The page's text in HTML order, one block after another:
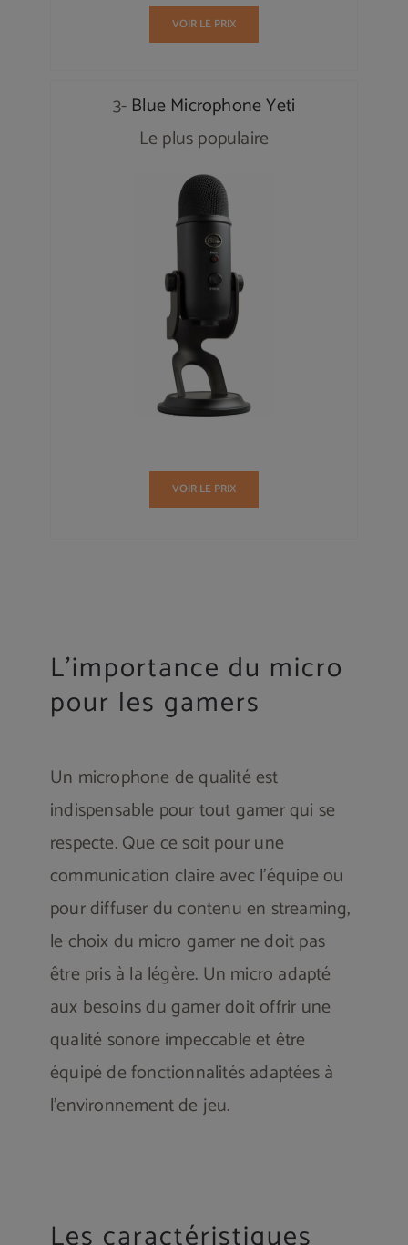
VOIR LE PRIX
3- Blue Microphone Yeti
Le plus populaire
VOIR LE PRIX
L’importance du micro
pour les gamers
Un microphone de qualité est
indispensable pour tout gamer qui se
respecte. Que ce soit pour une
communication claire avec l’équipe ou
pour diffuser du contenu en streaming,
le choix du micro gamer ne doit pas
être pris à la légère. Un micro adapté
aux besoins du gamer doit offrir une
qualité sonore impeccable et être
équipé de fonctionnalités adaptées à
l’environnement de jeu.